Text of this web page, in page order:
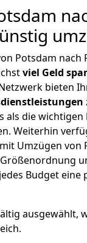
Potsdam nach
viel Geld
bieten
als die
Weiterhin
Umzügen von
Budget eine
ausgewählt,